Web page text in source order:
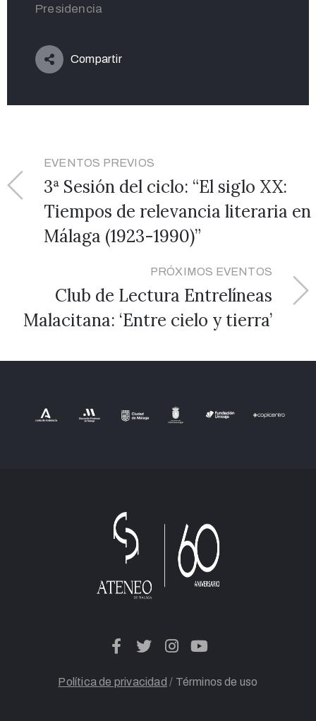
Presidencia
Compartir
EVENTOS PREVIOS
3ª Sesión del ciclo: “El siglo XX:
Tiempos de relevancia literaria en
Málaga (1923-1990)”
PRÓXIMOS EVENTOS
Club de Lectura Entrelíneas
Malacitana: ‘Entre cielo y tierra’
Política de privacidad / Términos de uso